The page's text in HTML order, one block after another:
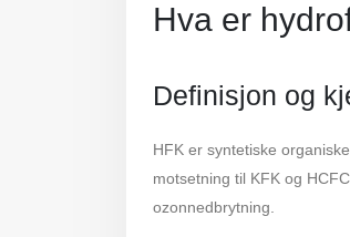
Hva er
Definisjon og
HFK er syntetiske
motsetning til KFK og
ozonnedbrytning.